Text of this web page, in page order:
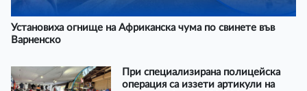
Установиха огнище на Африканска чума по свинете във
Варненско
При специализирана полицейска
операция са иззети артикули на